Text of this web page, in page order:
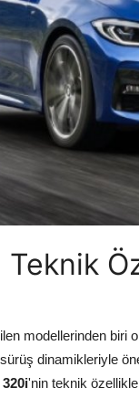
modellerinden biri
dinamikleriyle
'nin teknik